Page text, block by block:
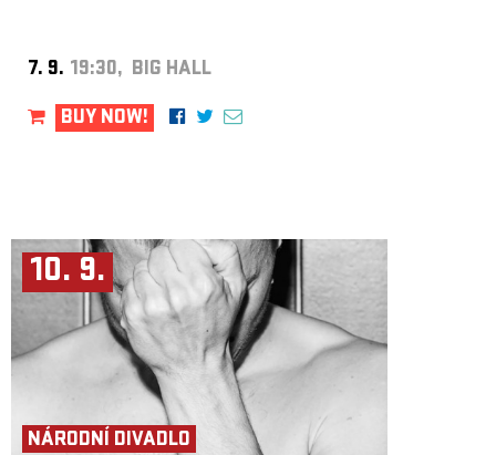
7. 9. 19:30, BIG HALL
BUY NOW!
10. 9.
NÁRODNÍ DIVADLO